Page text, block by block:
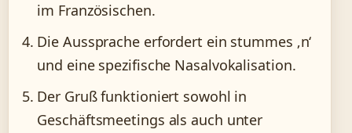
im Französischen.
Die Aussprache erfordert ein stummes ‚n‘
und eine spezifische Nasalvokalisation.
Der Gruß funktioniert sowohl in
Geschäftsmeetings als auch unter